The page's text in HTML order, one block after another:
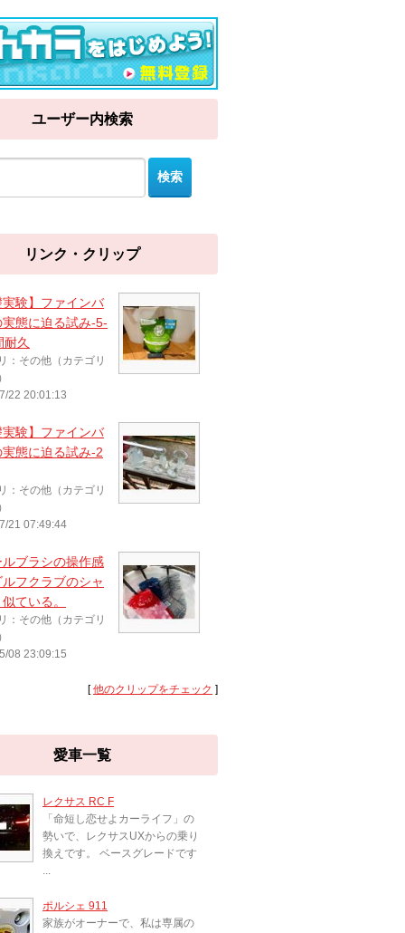
ユーザー内検索
リンク・クリップ
験】ファインバ
態に迫る試み-5-
久
：その他（カテゴリ
22 20:01:13
験】ファインバ
態に迫る試み-2
：その他（カテゴリ
21 07:49:44
ブラシの操作感
フクラブのシャ
ている。
：その他（カテゴリ
08 23:09:15
[他のクリップをチェック ]
愛車一覧
レクサス RC F
「命短し恋せよカーライフ」の
勢いで、レクサスUXからの乗り
換えです。 ベースグレードです
...
ポルシェ 911
家族がオーナーで、私は専属の